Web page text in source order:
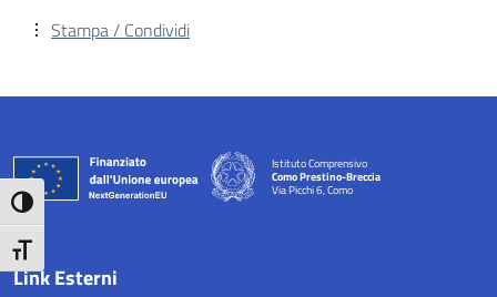
Attiva/disattiva alto contrasto
Attiva/disattiva dimensione testo
Stampa / Condividi
Istituto Comprensivo
Como Prestino-Breccia
Via Picchi 6, Como
— Visita la pagina iniziale della scuola
Link Esterni